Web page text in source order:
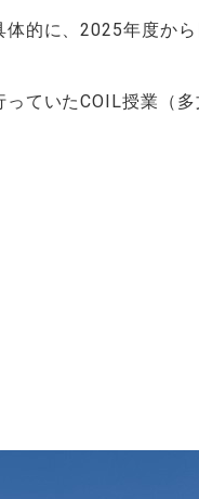
体的に、2025年度か
っていたCOIL授業（